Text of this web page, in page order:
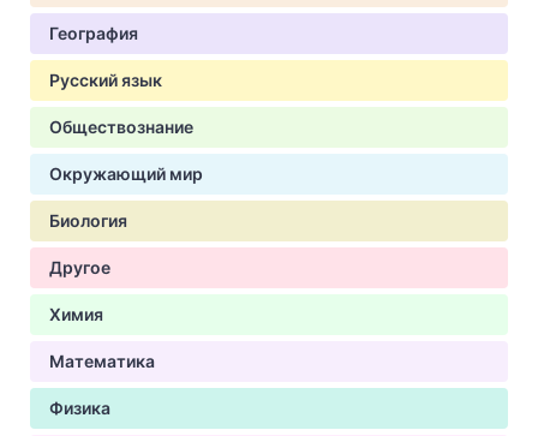
География
Русский язык
Обществознание
Окружающий мир
Биология
Другое
Химия
Математика
Физика